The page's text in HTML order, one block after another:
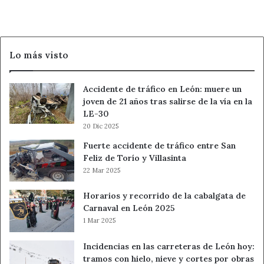
resultados.
Amor: muestra interés con una propuesta concreta, no
con dramatismo.
Trabajo/Dinero: una presentación, reunión o entrega
puede favorecerte si simplificas.
acumulada.
Acción de 60 segundos: escribe el primer mensaje sin
adornos y envíalo.
Virgo
Te conviene: comprobar horarios, cifras y nombres antes
de confirmar nada.
Evita: corregir a alguien en público si puedes hacerlo con
Lo más visto
Accidente de tráfico en León: muere un
joven de 21 años tras salirse de la vía en la
LE-30
20 Dic 2025
Fuerte accidente de tráfico entre San
Feliz de Torío y Villasinta
22 Mar 2025
Horarios y recorrido de la cabalgata de
Carnaval en León 2025
1 Mar 2025
Incidencias en las carreteras de León hoy:
tramos con hielo, nieve y cortes por obras